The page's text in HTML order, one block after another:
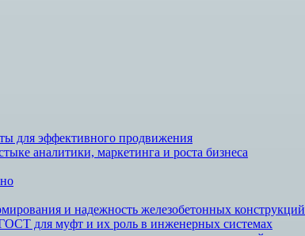
для эффективного продвижения
аналитики, маркетинга и роста бизнеса
и надежность железобетонных конструкций
для муфт и их роль в инженерных системах